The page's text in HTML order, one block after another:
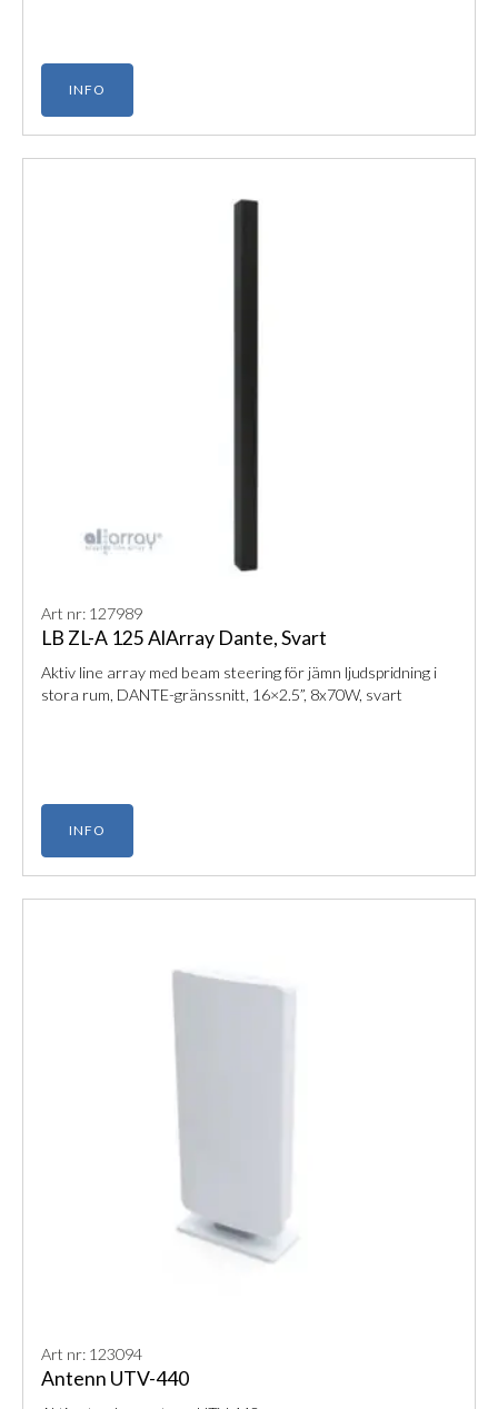
INFO
Art nr: 127989
LB ZL-A 125 AlArray Dante, Svart
Aktiv line array med beam steering för jämn ljudspridning i
stora rum, DANTE-gränssnitt, 16×2.5”, 8x70W, svart
INFO
Art nr: 123094
Antenn UTV-440